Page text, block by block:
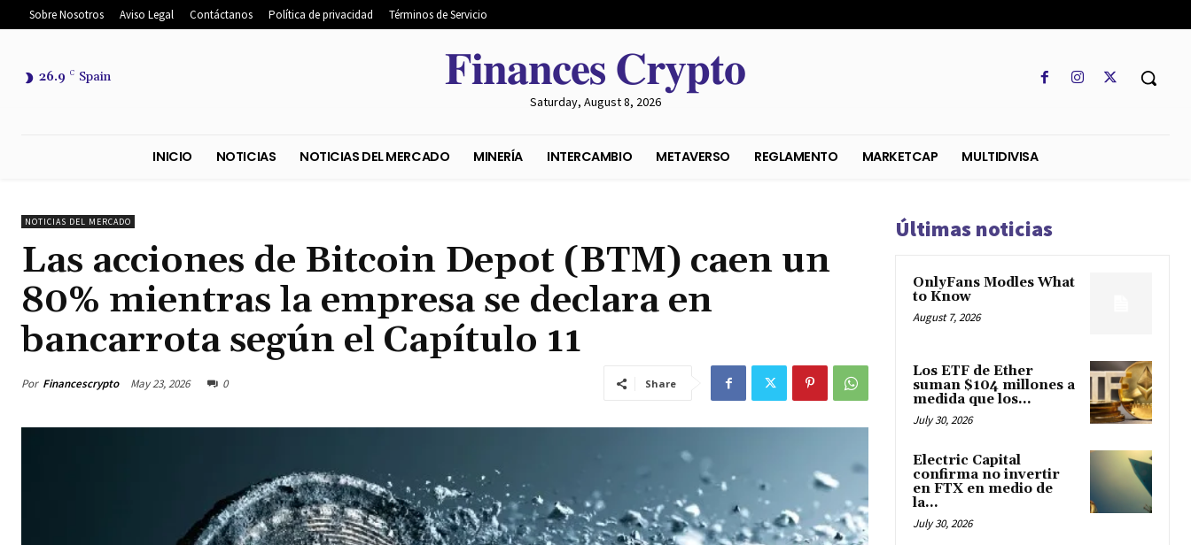
Sobre Nosotros Aviso Legal Contáctanos Política de privacidad Términos de Servicio
26.9 C Spain 𝐅𝐢𝐧𝐚𝐧𝐜𝐞𝐬 𝐂𝐫𝐲𝐩𝐭𝐨
Saturday, August 8, 2026
NOTICIAS DEL MERCADO
Las acciones de Bitcoin Depot (BTM) caen un
80% mientras la empresa se declara en
bancarrota según el Capítulo 11
Por Financescrypto May 23, 2026 0 Share
Últimas noticias
OnlyFans Modles What
to Know
August 7, 2026
Los ETF de Ether
suman $104 millones a
medida que los...
July 30, 2026
Electric Capital
confirma no invertir
en FTX en medio de
la...
July 30, 2026